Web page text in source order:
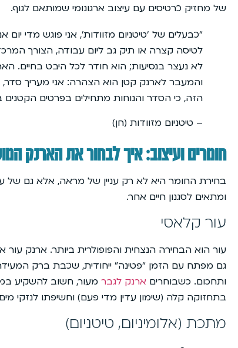
של מחזיק כרטיסים עם עיצוב ארגונומי שמותאם לגוף.
“כבעלים של ‘טיטניום מזוודות’, אני פוגש מדי
לטיסה קצרה או תיק גב ליום עבודה, הצורך
לא נעצר בנסיעות; הוא חודר לכל היבט בחיים.
והמעבר לארנק קטן הוא הצהרה: אני מעריך סדר,
הזה, כי הסדר והנוחות מתחילים בפרטים הקטנים
– טיטניום מזוודות (חן)
חומרים ועיצוב: איך לבחור את הארנק
בחירת החומר היא לא רק עניין של מראה, אלא גם של
ומתאים לסגנון חיים אחר.
עור קלאסי
גם מפתח עם הזמן “פטינה” ייחודית, שכבת ברק
ותחכום. כשבוחרים ארנק לגבר מעור, חשוב להשקיע
בתחזוקה קלה (שימון עדין מדי פעם) וחשיפתו לנזקי
מתכת (אלומיניום, טיטניום)